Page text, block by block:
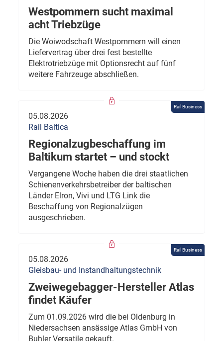
Westpommern sucht maximal
acht Triebzüge
Die Woiwodschaft Westpommern will einen
Liefervertrag über drei fest bestellte
Elektrotriebzüge mit Optionsrecht auf fünf
weitere Fahrzeuge abschließen.
Rail Business
05.08.2026
Rail Baltica
Regionalzugbeschaffung im
Baltikum startet – und stockt
Vergangene Woche haben die drei staatlichen
Schienenverkehrsbetreiber der baltischen
Länder Elron, Vivi und LTG Link die
Beschaffung von Regionalzügen
ausgeschrieben.
Rail Business
05.08.2026
Gleisbau- und Instandhaltungstechnik
Zweiwegebagger-Hersteller Atlas
findet Käufer
Zum 01.09.2026 wird die bei Oldenburg in
Niedersachsen ansässige Atlas GmbH von
Buhler Versatile gekauft.